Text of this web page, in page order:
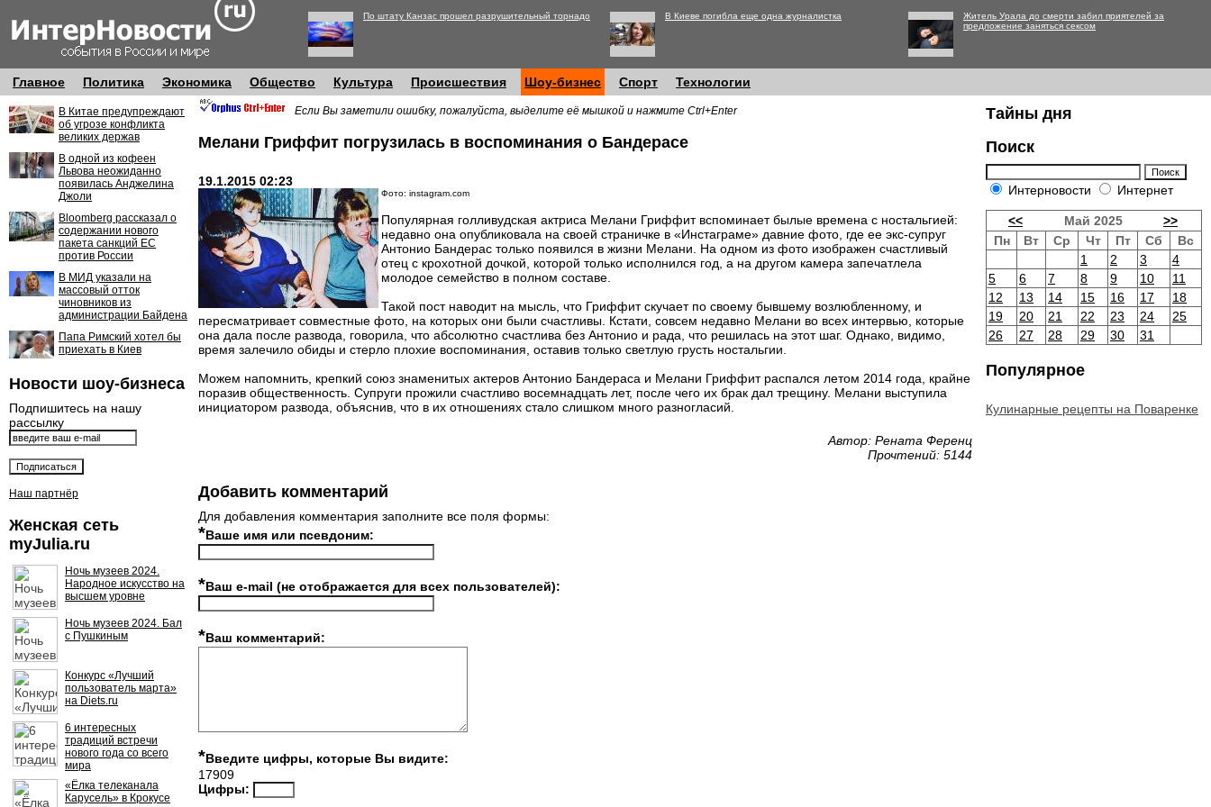
По штату Канзас прошел разрушительный торнадо В Киеве погибла еще одна журналистка
Житель Урала до смерти забил приятелей за
предложение заняться сексом
Главное Политика Экономика Общество Культура Происшествия Шоу-бизнес Спорт Технологии
В Китае предупреждают
об угрозе конфликта
великих держав
В одной из кофеен
Львова неожиданно
появилась Анджелина
Джоли
Bloomberg рассказал о
содержании нового
пакета санкций ЕС
против России
В МИД указали на
массовый отток
чиновников из
администрации Байдена
Папа Римский хотел бы
приехать в Киев
Новости шоу-бизнеса
Подпишитесь на нашу
рассылку
Наш партнёр
Женская сеть
myJulia.ru
Ночь музеев 2024.
Народное искусство на
высшем уровне
Ночь музеев 2024. Бал
с Пушкиным
Конкурс «Лучший
пользователь марта»
на Diets.ru
6 интересных
традиций встречи
нового года со всего
мира
«Ёлка телеканала
Карусель» в Крокусе
Если Вы заметили ошибку, пожалуйста, выделите её мышкой и нажмите Ctrl+Enter
Мелани Гриффит погрузилась в воспоминания о Бандерасе
19.1.2015 02:23
Фото: instagram.com
Популярная голливудская актриса Мелани Гриффит вспоминает былые времена с ностальгией:
недавно она опубликовала на своей страничке в «Инстаграме» давние фото, где ее экс-супруг
Антонио Бандерас только появился в жизни Мелани. На одном из фото изображен счастливый
отец с крохотной дочкой, которой только исполнился год, а на другом камера запечатлела
молодое семейство в полном составе.
Такой пост наводит на мысль, что Гриффит скучает по своему бывшему возлюбленному, и
пересматривает совместные фото, на которых они были счастливы. Кстати, совсем недавно Мелани во всех интервью, которые
она дала после развода, говорила, что абсолютно счастлива без Антонио и рада, что решилась на этот шаг. Однако, видимо,
время залечило обиды и стерло плохие воспоминания, оставив только светлую грусть ностальгии.
Можем напомнить, крепкий союз знаменитых актеров Антонио Бандераса и Мелани Гриффит распался летом 2014 года, крайне
поразив общественность. Супруги прожили счастливо восемнадцать лет, после чего их брак дал трещину. Мелани выступила
инициатором развода, объяснив, что в их отношениях стало слишком много разногласий.
Автор: Рената Ференц
Прочтений: 5144
Добавить комментарий
Для добавления комментария заполните все поля формы:
*Ваше имя или псевдоним:
*Ваш e-mail (не отображается для всех пользователей):
*Ваш комментарий:
*Введите цифры, которые Вы видите:
17909
Цифры:
Тайны дня
Поиск
Интерновости Интернет
<< Май 2025
>>
Пн
Вт Ср Чт Пт Сб
Вс
1
2 3
4
5
6 7 8 9 10
11
12
13 14 15 16 17
18
19
20 21 22 23 24
25
26
27 28 29 30 31
Популярное
Кулинарные рецепты на Поваренке